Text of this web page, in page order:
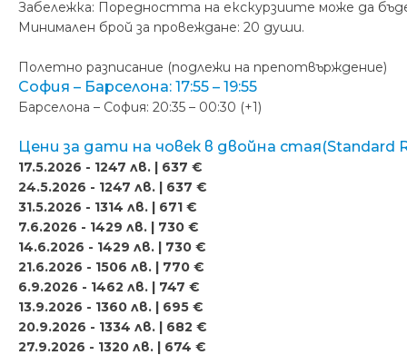
Забележка: Поредността на екскурзиите може да
Минимален брой за провеждане: 20 души.
Полетно разписание (подлежи на препотвърждение)
София – Барселона: 17:55 – 19:55
Барселона – София: 20:35 – 00:30 (+1)
Цени за дати на човек в двойна стая(Standard
17.5.2026 - 1247 лв. | 637 €
24.5.2026 - 1247 лв. | 637 €
31.5.2026 - 1314 лв. | 671 €
7.6.2026 - 1429 лв. | 730 €
14.6.2026 - 1429 лв. | 730 €
21.6.2026 - 1506 лв. | 770 €
6.9.2026 - 1462 лв. | 747 €
13.9.2026 - 1360 лв. | 695 €
20.9.2026 - 1334 лв. | 682 €
27.9.2026 - 1320 лв. | 674 €